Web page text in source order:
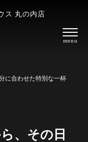
ス 丸の内店
に合わせた特別な一杯
、その日